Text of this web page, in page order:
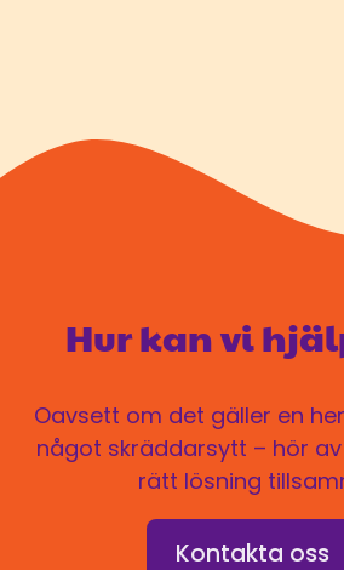
Hur kan vi
Oavsett om det gäller en
något skräddarsytt – hör
rätt lösning
Kontakta oss